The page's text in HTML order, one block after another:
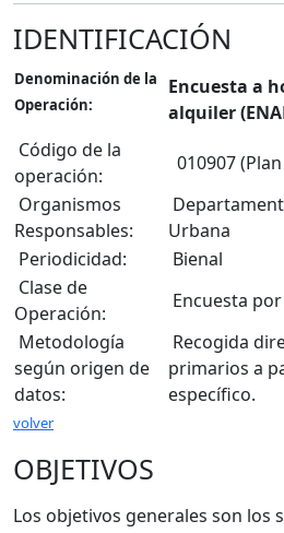
IDENTIFICACIÓN
Denominación de la
Operación:
Encuesta a
alquiler
Código de la
operación:
010907
Organismos
Responsables:
Urbana
Periodicidad:
Bienal
Clase de
Operación:
Encuesta
Metodología
según origen de
datos:
Recogida
primarios a
específico.
volver
OBJETIVOS
Los objetivos generales son los